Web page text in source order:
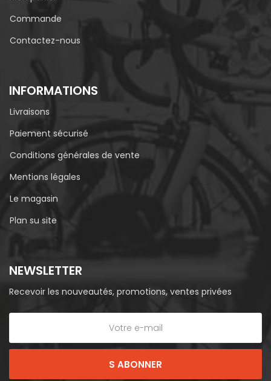
Commande
Contactez-nous
INFORMATIONS
Livraisons
Paiement sécurisé
Conditions générales de vente
Mentions légales
Le magasin
Plan su site
NEWSLETTER
Recevoir les nouveautés, promotions, ventes privées
S ABONNER